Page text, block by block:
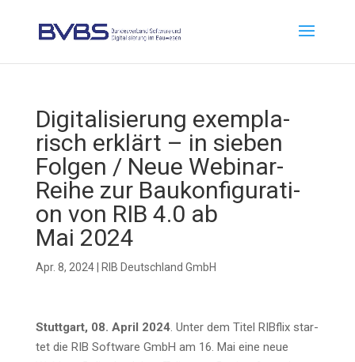
Digi­ta­li­sie­rung exem­pla­
risch erklärt – in sie­ben
Fol­gen / Neue Web­i­nar-
Rei­he zur Bau­kon­fi­gu­ra­ti­
on von RIB 4.0 ab
Mai 2024
Apr. 8, 2024| RIB Deutschland GmbH
Stutt­gart, 08. April 2024. Unter dem Titel RIB­flix star­
tet die RIB Soft­ware GmbH am 16. Mai eine neue